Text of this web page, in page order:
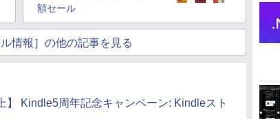
額セール
ル情報］の他の記事を見る
Kindle5周年記念キャンペーン: Kindleスト